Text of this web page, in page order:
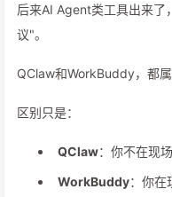
后来AI Agent类工具出来
议"。
QClaw和WorkBuddy，都
区别只是：
QClaw：你不在现
WorkBuddy：你在